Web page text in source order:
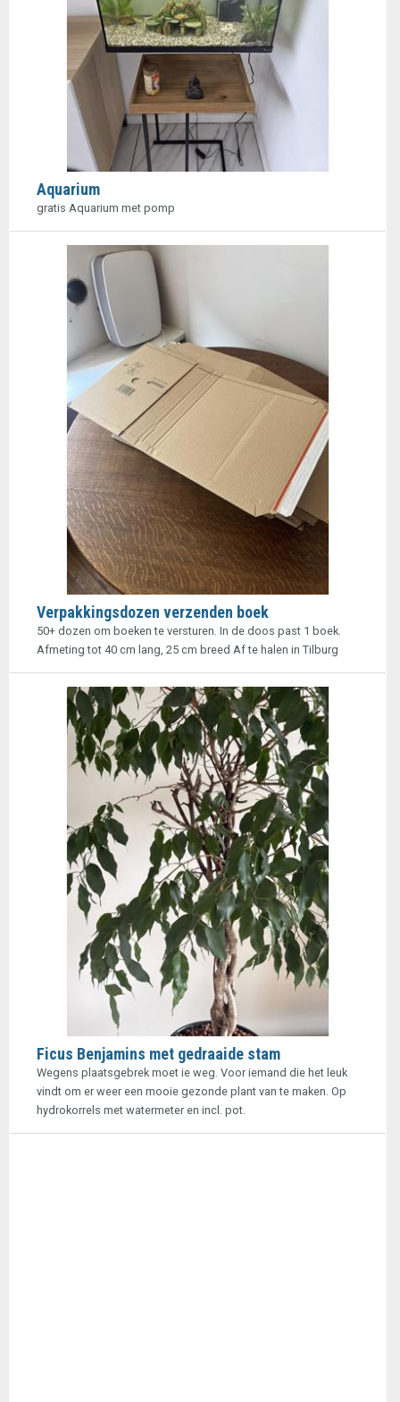
Aquarium
gratis Aquarium met pomp
Verpakkingsdozen verzenden boek
50+ dozen om boeken te versturen. In de doos past 1 boek.
Afmeting tot 40 cm lang, 25 cm breed Af te halen in Tilburg
Ficus Benjamins met gedraaide stam
Wegens plaatsgebrek moet ie weg. Voor iemand die het leuk
vindt om er weer een mooie gezonde plant van te maken. Op
hydrokorrels met watermeter en incl. pot.